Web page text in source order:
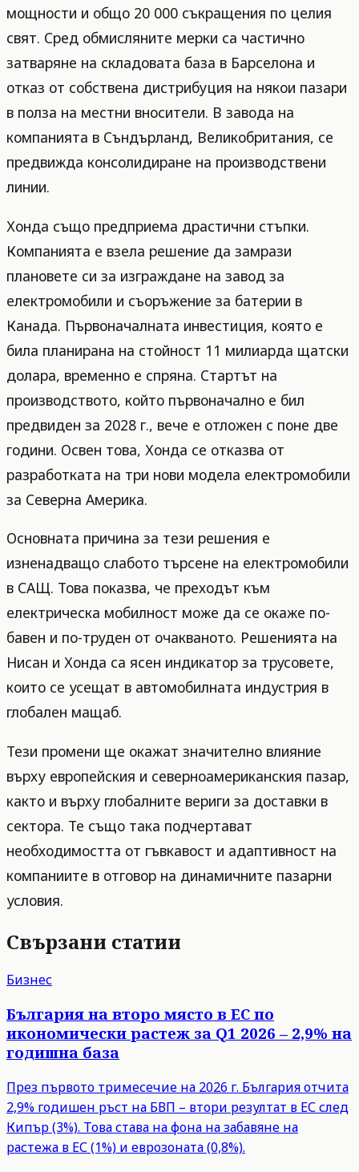
мощности и общо 20 000 съкращения по целия
свят. Сред обмисляните мерки са частично
затваряне на складовата база в Барселона и
отказ от собствена дистрибуция на някои пазари
в полза на местни вносители. В завода на
компанията в Съндърланд, Великобритания, се
предвижда консолидиране на производствени
линии.
Хонда също предприема драстични стъпки.
Компанията е взела решение да замрази
плановете си за изграждане на завод за
електромобили и съоръжение за батерии в
Канада. Първоначалната инвестиция, която е
била планирана на стойност 11 милиарда щатски
долара, временно е спряна. Стартът на
производството, който първоначално е бил
предвиден за 2028 г., вече е отложен с поне две
години. Освен това, Хонда се отказва от
разработката на три нови модела електромобили
за Северна Америка.
Основната причина за тези решения е
изненадващо слабото търсене на електромобили
в САЩ. Това показва, че преходът към
електрическа мобилност може да се окаже по-
бавен и по-труден от очакваното. Решенията на
Нисан и Хонда са ясен индикатор за трусовете,
които се усещат в автомобилната индустрия в
глобален мащаб.
Тези промени ще окажат значително влияние
върху европейския и северноамериканския пазар,
както и върху глобалните вериги за доставки в
сектора. Те също така подчертават
необходимостта от гъвкавост и адаптивност на
компаниите в отговор на динамичните пазарни
условия.
Свързани статии
Бизнес
България на второ място в ЕС по
икономически растеж за Q1 2026 – 2,9% на
годишна база
През първото тримесечие на 2026 г. България отчита
2,9% годишен ръст на БВП – втори резултат в ЕС след
Кипър (3%). Това става на фона на забавяне на
растежа в ЕС (1%) и еврозоната (0,8%).